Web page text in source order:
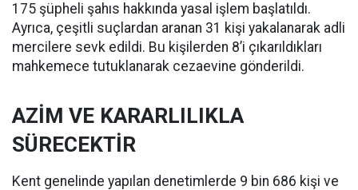
175 şüpheli şahıs hakkında yasal işlem başlatıldı.
Ayrıca, çeşitli suçlardan aranan 31 kişi yakalanarak adli
mercilere sevk edildi. Bu kişilerden 8’i çıkarıldıkları
mahkemece tutuklanarak cezaevine gönderildi.
AZİM VE KARARLILIKLA
SÜRECEKTİR
Kent genelinde yapılan denetimlerde 9 bin 686 kişi ve